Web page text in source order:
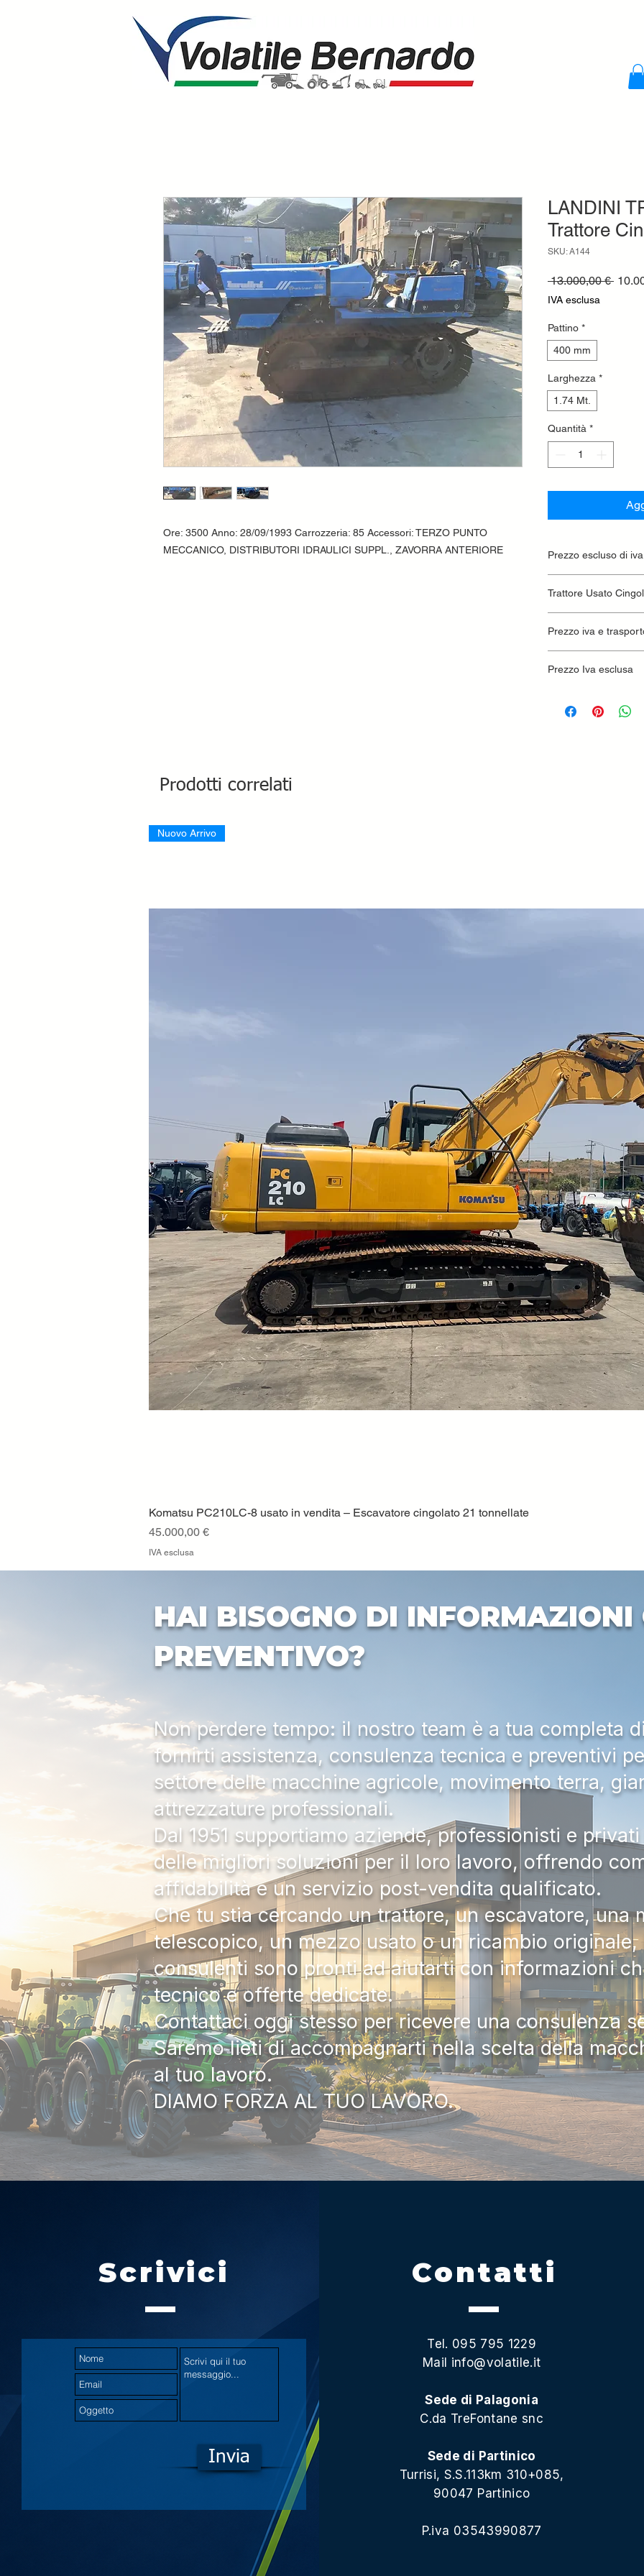
Ore: 3500 Anno: 28/09/1993 Carrozzeria: 85 Accessori: TERZO PUNTO
MECCANICO, DISTRIBUTORI IDRAULICI SUPPL., ZAVORRA ANTERIORE
LANDINI
Trattore
SKU: A144
13.000,00 €
IVA esclusa
Pattino *
400 mm
Larghezza *
1.74 Mt.
Quantità *
Prezzo escluso di iva.
Trattore Usato
Prezzo iva e
Prezzo Iva esclusa
Prodotti correlati
Vista rapida
Nuovo Arrivo
Komatsu PC210LC-8 usato in vendita – Escavatore cingolato 21 tonnellate
Prezzo
45.000,00 €
IVA esclusa
HAI BISOGNO DI INFORMAZIONI
PREVENTIVO?
Non perdere tempo: il nostro team è a tua completa
fornirti assistenza, consulenza tecnica e preventivi
settore delle macchine agricole, movimento terra,
attrezzature professionali.
Dal 1951 supportiamo aziende, professionisti e
delle migliori soluzioni per il loro lavoro, offrendo
affidabilità e un servizio post-vendita qualificato.
Che tu stia cercando un trattore, un escavatore, una
telescopico, un mezzo usato o un ricambio
consulenti sono pronti ad aiutarti con informazioni
tecnico e offerte dedicate.
Contattaci oggi stesso per ricevere una consulenza
Saremo lieti di accompagnarti nella scelta della
al tuo lavoro.
DIAMO FORZA AL TUO LAVORO.
Scrivici
Invia
Contatti
Tel. 095 795 1229
Mail info@volatile.it
Sede di Palagonia
C.da TreFontane snc
Sede di Partinico
Turrisi, S.S.113km 310+085,
90047 Partinico
P.iva 03543990877